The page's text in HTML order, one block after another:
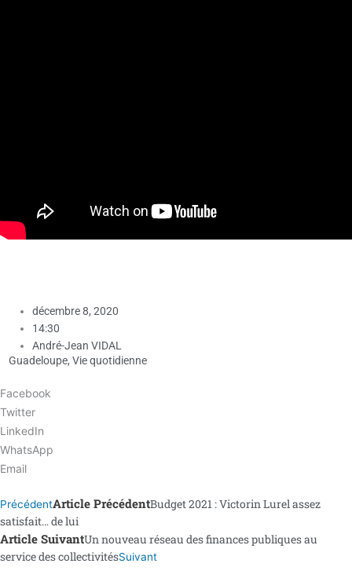
décembre 8, 2020
14:30
André-Jean VIDAL
Guadeloupe, Vie quotidienne
Facebook
Twitter
LinkedIn
WhatsApp
Email
PrécédentArticle PrécédentBudget 2021 : Victorin Lurel assez
satisfait… de lui
Article SuivantUn nouveau réseau des finances publiques au
service des collectivitésSuivant